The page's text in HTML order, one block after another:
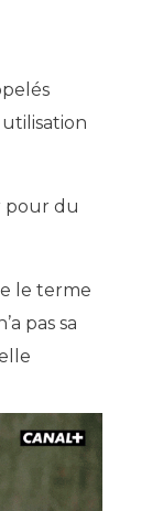
pour du
le terme
pas sa